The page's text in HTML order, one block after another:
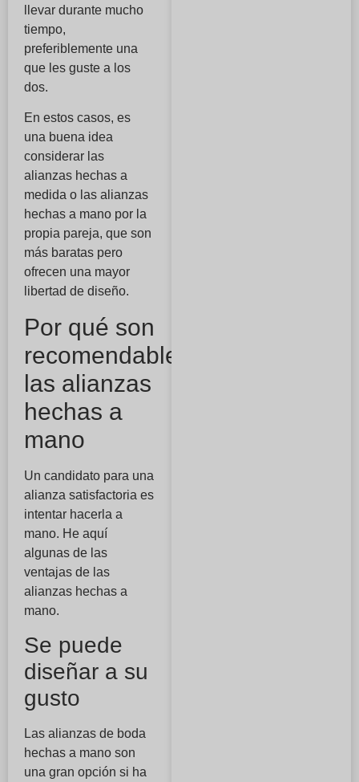
llevar durante mucho
tiempo,
preferiblemente una
que les guste a los
dos.
En estos casos, es
una buena idea
considerar las
alianzas hechas a
medida o las alianzas
hechas a mano por la
propia pareja, que son
más baratas pero
ofrecen una mayor
libertad de diseño.
Por qué son
recomendables
las alianzas
hechas a
mano
Un candidato para una
alianza satisfactoria es
intentar hacerla a
mano. He aquí
algunas de las
ventajas de las
alianzas hechas a
mano.
Se puede
diseñar a su
gusto
Las alianzas de boda
hechas a mano son
una gran opción si ha